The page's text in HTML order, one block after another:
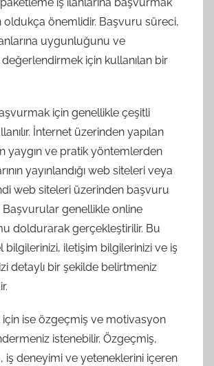
oldukça önemlidir. Başvuru süreci,
uygunluğunu ve
değerlendirmek için kullanılan bir
için genellikle çeşitli
İnternet üzerinden yapılan
yaygın ve pratik yöntemlerden
yayınlandığı web siteleri veya
web siteleri üzerinden başvuru
Başvurular genellikle online
doldurarak gerçekleştirilir. Bu
bilgilerinizi, iletişim bilgilerinizi ve iş
detaylı bir şekilde belirtmeniz
için ise özgeçmiş ve motivasyon
istenebilir. Özgeçmiş,
iş deneyimi ve yeteneklerini içeren